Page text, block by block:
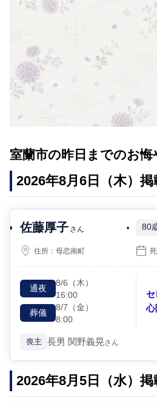
室蘭市の昨日までのお悔
2026年8月6日（木）掲
佐藤厚子 さん 80
住所：母恋南町
通夜
8/6 （木）
16:00
葬儀
8/7 （金）
8:00
心
喪主 長男 関野義晃さん
2026年8月5日（水）掲